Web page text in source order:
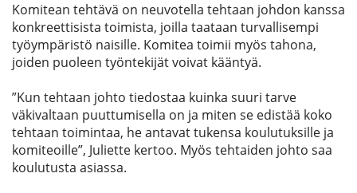
Komitean tehtävä on neuvotella tehtaan johdon kanssa
konkreettisista toimista, joilla taataan turvallisempi
työympäristö naisille. Komitea toimii myös tahona,
joiden puoleen työntekijät voivat kääntyä.
”Kun tehtaan johto tiedostaa kuinka suuri tarve
väkivaltaan puuttumisella on ja miten se edistää koko
tehtaan toimintaa, he antavat tukensa koulutuksille ja
komiteoille”, Juliette kertoo. Myös tehtaiden johto saa
koulutusta asiassa.